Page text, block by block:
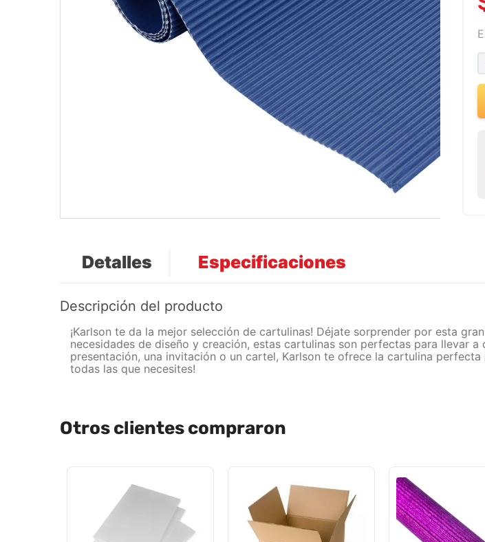
Detalles Especificaciones
Descripción del producto
¡Karlson te da la mejor selección de cartulinas! Déjate sorprender por esta
necesidades de diseño y creación, estas cartulinas son perfectas para llevar
presentación, una invitación o un cartel, Karlson te ofrece la cartulina
todas las que necesites!
Otros clientes compraron